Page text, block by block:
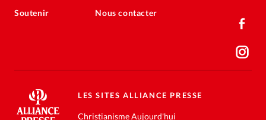
Soutenir Nous contacter
LES SITES ALLIANCE PRESSE
Christianisme Aujourd'hui